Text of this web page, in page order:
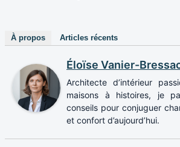
À propos Articles récents
Éloïse Vanier-
Architecte d’intérieur
maisons à histoires, je
conseils pour conjuguer
et confort d’aujourd’hui.